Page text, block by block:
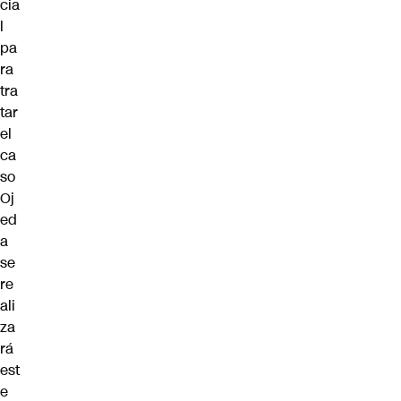
cia
l
pa
ra
tra
tar
el
ca
so
Oj
ed
a
se
re
ali
za
rá
est
e